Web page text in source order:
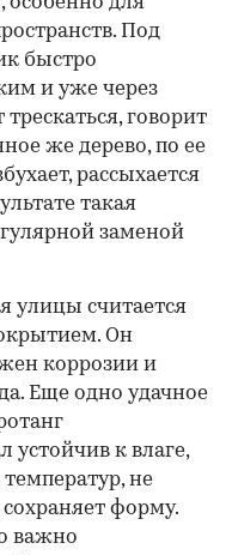
Под
быстро
и уже через
говорит
же дерево, по ее
рассыхается
такая
заменой
улицы считается
Он
коррозии и
Еще одно удачное
устойчив к влаге,
не
форму.
важно